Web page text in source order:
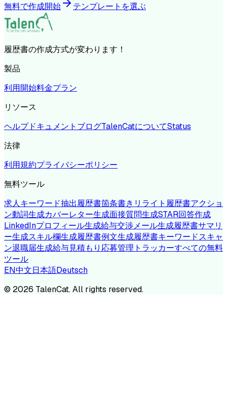
無料で作成開始 テンプレートを選ぶ
履歴書の作成方式が変わります！
製品
利用開始料金プラン
リソース
ヘルプドキュメント ブログTalenCatについてStatus
法律
利用規約プライバシーポリシー
無料ツール
求人キーワード抽出履歴書箇条書きリライト 履歴書アクショ
ン動詞生成カバーレター生成面接質問生成STAR回答作成
LinkedInプロフィール生成給与交渉メール生成履歴書サマリ
ー生成スキル欄生成履歴書例文生成履歴書キーワードスキャ
ン退職届生成給与見積もり 応募管理トラッカーすべての無料
ツール
EN中文日本語Deutsch
© 2026 TalenCat. All rights reserved.